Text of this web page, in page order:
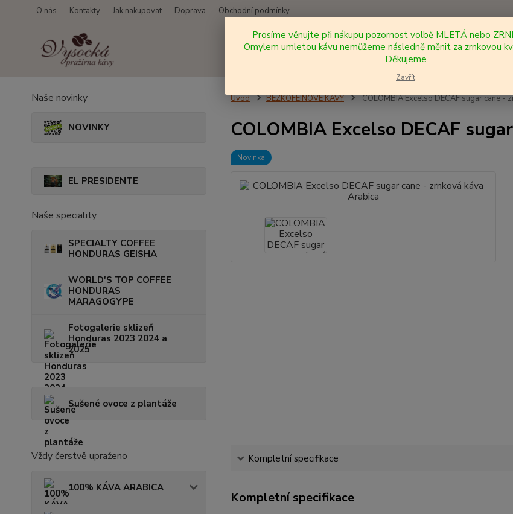
O nás Kontakty Jak nakupovat Doprava Obchodní podmínky
Hledat
Naše novinky
NOVINKY
EL PRESIDENTE
Naše speciality
SPECIALTY COFFEE
HONDURAS GEISHA
WORLD'S TOP COFFEE
HONDURAS
MARAGOGYPE
Fotogalerie sklizeň
Honduras 2023 2024 a
2025
Sušené ovoce z plantáže
Vždy čerstvě upraženo
100% KÁVA ARABICA
Úvod BEZKOFEINOVÉ KÁVY COLOMBIA Excelso DECAF sugar cane -
COLOMBIA Excelso DECAF
Novinka
Kompletní specifikace
Kompletní specifikace
Prosíme věnujte při nákupu pozornost volbě MLETÁ nebo
Omylem umletou kávu nemůžeme následně měnit za zrnkovou
Děkujeme
Zavřít